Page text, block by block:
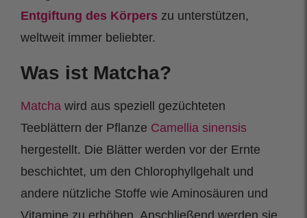
Entgiftung des Körpers zu unterstützen,
weltweit immer beliebter.
Was ist Matcha?
Matcha wird aus speziell gezüchteten
Teeblättern der Pflanze Camellia sinensis
hergestellt. Die Blätter werden vor der Ernte
beschichtet, um den Chlorophyllgehalt und
andere nützliche Stoffe wie Aminosäuren und
Vitamine zu erhöhen. Anschließend werden sie